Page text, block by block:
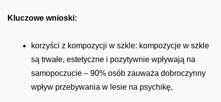
Kluczowe wnioski:
korzyści z kompozycji w szkle: kompozycje w szkle
są trwałe, estetyczne i pozytywnie wpływają na
samopoczucie – 90% osób zauważa dobroczynny
wpływ przebywania w lesie na psychikę,